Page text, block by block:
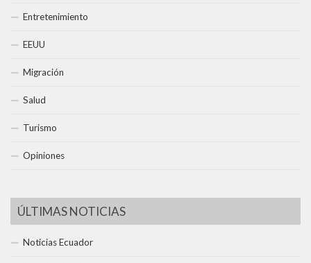
Entretenimiento
EEUU
Migración
Salud
Turismo
Opiniones
ÚLTIMAS NOTICIAS
Noticias Ecuador